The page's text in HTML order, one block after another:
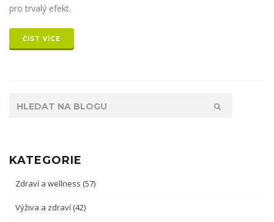
pro trvalý efekt.
ČÍST VÍCE
KATEGORIE
Zdraví a wellness (57)
Výživa a zdraví (42)